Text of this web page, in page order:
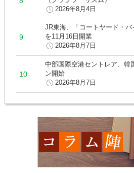
2026年8月4日
JR東海、「コートヤード・バ
を11月16日開業
2026年8月7日
中部国際空港セントレア、韓
ン開始
2026年8月7日